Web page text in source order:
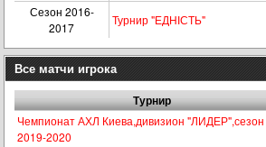
Сезон 2016-
2017
Турнир "ЕДНІСТЬ"
Все матчи игрока
Турнир
Чемпионат АХЛ Киева,дивизион "ЛИДЕР",сезон
2019-2020